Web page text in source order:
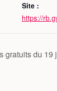
Site :
https://
gratuits du 19